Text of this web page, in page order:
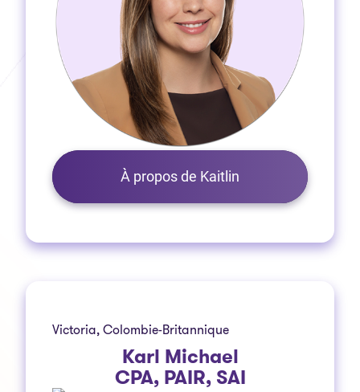
À propos de Kaitlin
Victoria, Colombie-Britannique
Karl Michael
CPA, PAIR, SAI